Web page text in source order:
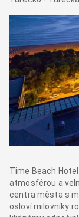
Time Beach
atmosférou a
centra města s
osloví milovníky